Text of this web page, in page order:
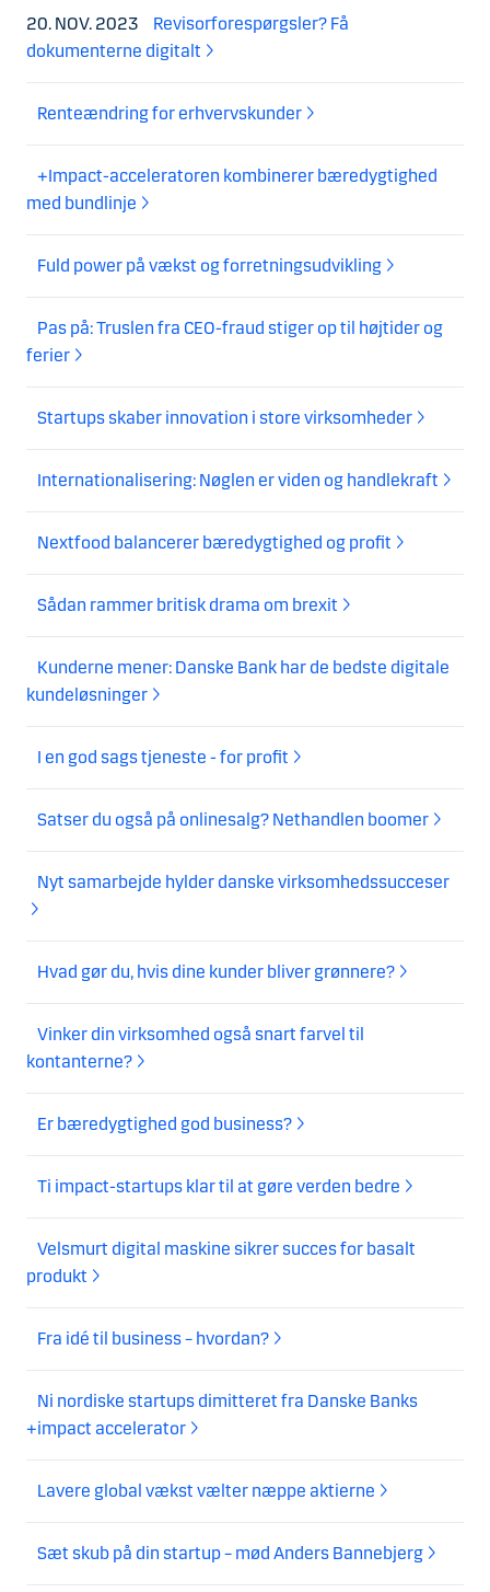
20. NOV. 2023
Revisorforespørgsler? Få
dokumenterne digitalt
Renteændring for erhvervskunder
+Impact-acceleratoren kombinerer bæredygtighed
med bundlinje
Fuld power på vækst og forretningsudvikling
Pas på: Truslen fra CEO-fraud stiger op til højtider og
ferier
Startups skaber innovation i store virksomheder
Internationalisering: Nøglen er viden og handlekraft
Nextfood balancerer bæredygtighed og profit
Sådan rammer britisk drama om brexit
Kunderne mener: Danske Bank har de bedste digitale
kundeløsninger
I en god sags tjeneste - for profit
Satser du også på onlinesalg? Nethandlen boomer
Nyt samarbejde hylder danske virksomhedssucceser
Hvad gør du, hvis dine kunder bliver grønnere?
Vinker din virksomhed også snart farvel til
kontanterne?
Er bæredygtighed god business?
Ti impact-startups klar til at gøre verden bedre
Velsmurt digital maskine sikrer succes for basalt
produkt
Fra idé til business – hvordan?
Ni nordiske startups dimitteret fra Danske Banks
+impact accelerator
Lavere global vækst vælter næppe aktierne
Sæt skub på din startup – mød Anders Bannebjerg